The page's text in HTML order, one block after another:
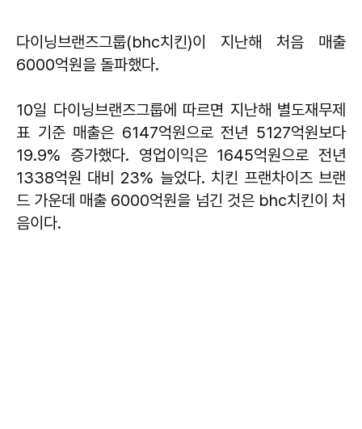
다이닝브랜즈그룹(bhc치킨)이 지난해 처음 매출
6000억원을 돌파했다.
10일 다이닝브랜즈그룹에 따르면 지난해 별도재무제
표 기준 매출은 6147억원으로 전년 5127억원보다
19.9% 증가했다. 영업이익은 1645억원으로 전년
1338억원 대비 23% 늘었다. 치킨 프랜차이즈 브랜
드 가운데 매출 6000억원을 넘긴 것은 bhc치킨이 처
음이다.